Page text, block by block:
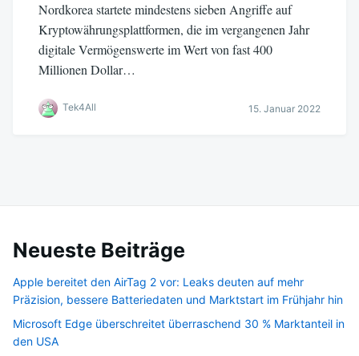
Nordkorea startete mindestens sieben Angriffe auf
Kryptowährungsplattformen, die im vergangenen Jahr
digitale Vermögenswerte im Wert von fast 400
Millionen Dollar…
Tek4All 15. Januar 2022
Neueste Beiträge
Apple bereitet den AirTag 2 vor: Leaks deuten auf mehr
Präzision, bessere Batteriedaten und Marktstart im Frühjahr hin
Microsoft Edge überschreitet überraschend 30 % Marktanteil in
den USA